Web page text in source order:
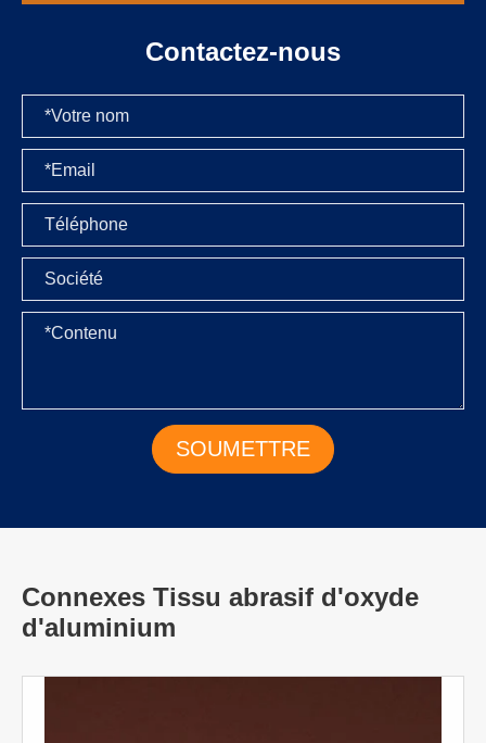
Contactez-nous
Connexes Tissu abrasif d'oxyde
d'aluminium